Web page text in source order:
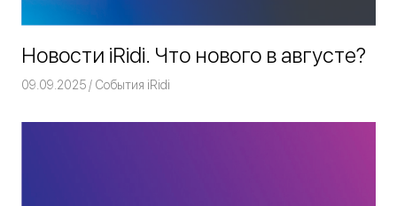
Новости iRidi. Что нового в августе?
09.09.2025 Команда iRidium mobile
События iRidi